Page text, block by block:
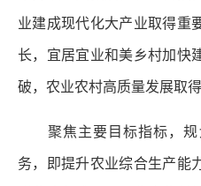
业建成现代化大产业取得重
长，宜居宜业和美乡村加快
破，农业农村高质量发展取得
聚焦主要目标指标，规
务，即提升农业综合生产能